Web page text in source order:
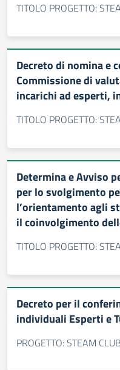
TITOLO PROGETTO:
Decreto di nomina e
Commissione di
incarichi ad esperti,
TITOLO PROGETTO:
Determina e Avviso
per lo svolgimento
l’orientamento agli
il coinvolgimento
TITOLO PROGETTO:
Decreto per il
individuali Esperti e
PROGETTO: STEAM